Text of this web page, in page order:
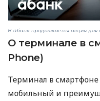
В àбанк продолжается акция
О терминале в
Phone)
Терминал в
мобильный и